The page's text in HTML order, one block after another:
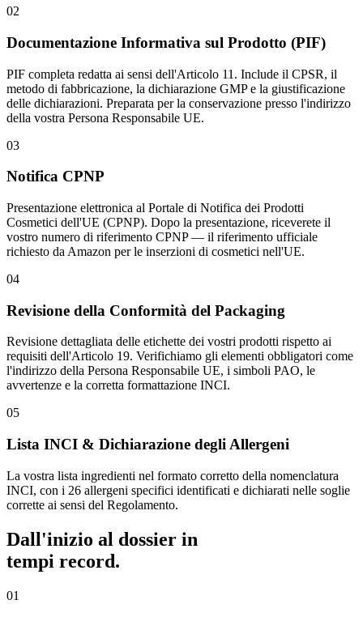
02
Documentazione Informativa sul Prodotto (PIF)
PIF completa redatta ai sensi dell'Articolo 11. Include il CPSR, il
metodo di fabbricazione, la dichiarazione GMP e la giustificazione
delle dichiarazioni. Preparata per la conservazione presso l'indirizzo
della vostra Persona Responsabile UE.
03
Notifica CPNP
Presentazione elettronica al Portale di Notifica dei Prodotti
Cosmetici dell'UE (CPNP). Dopo la presentazione, riceverete il
vostro numero di riferimento CPNP — il riferimento ufficiale
richiesto da Amazon per le inserzioni di cosmetici nell'UE.
04
Revisione della Conformità del Packaging
Revisione dettagliata delle etichette dei vostri prodotti rispetto ai
requisiti dell'Articolo 19. Verifichiamo gli elementi obbligatori come
l'indirizzo della Persona Responsabile UE, i simboli PAO, le
avvertenze e la corretta formattazione INCI.
05
Lista INCI & Dichiarazione degli Allergeni
La vostra lista ingredienti nel formato corretto della nomenclatura
INCI, con i 26 allergeni specifici identificati e dichiarati nelle soglie
corrette ai sensi del Regolamento.
Dall'inizio al dossier in
tempi record.
01